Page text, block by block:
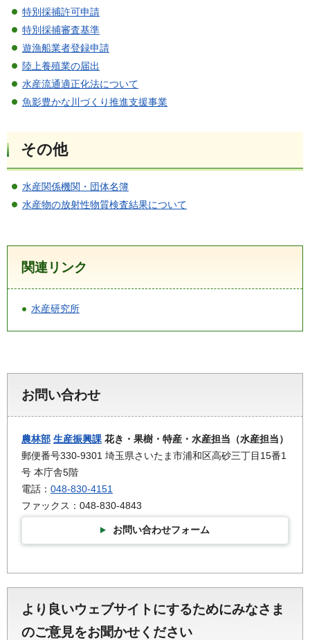
特別採捕許可申請
特別採捕審査基準
遊漁船業者登録申請
陸上養殖業の届出
水産流通適正化法について
魚影豊かな川づくり推進支援事業
その他
水産関係機関・団体名簿
水産物の放射性物質検査結果について
関連リンク
水産研究所
お問い合わせ
農林部 生産振興課 花き・果樹・特産・水産担当（水産担当）
郵便番号330-9301 埼玉県さいたま市浦和区高砂三丁目15番1
号 本庁舎5階
電話： 048-830-4151
ファックス：048-830-4843
お問い合わせフォーム
より良いウェブサイトにするためにみなさま
のご意見をお聞かせください